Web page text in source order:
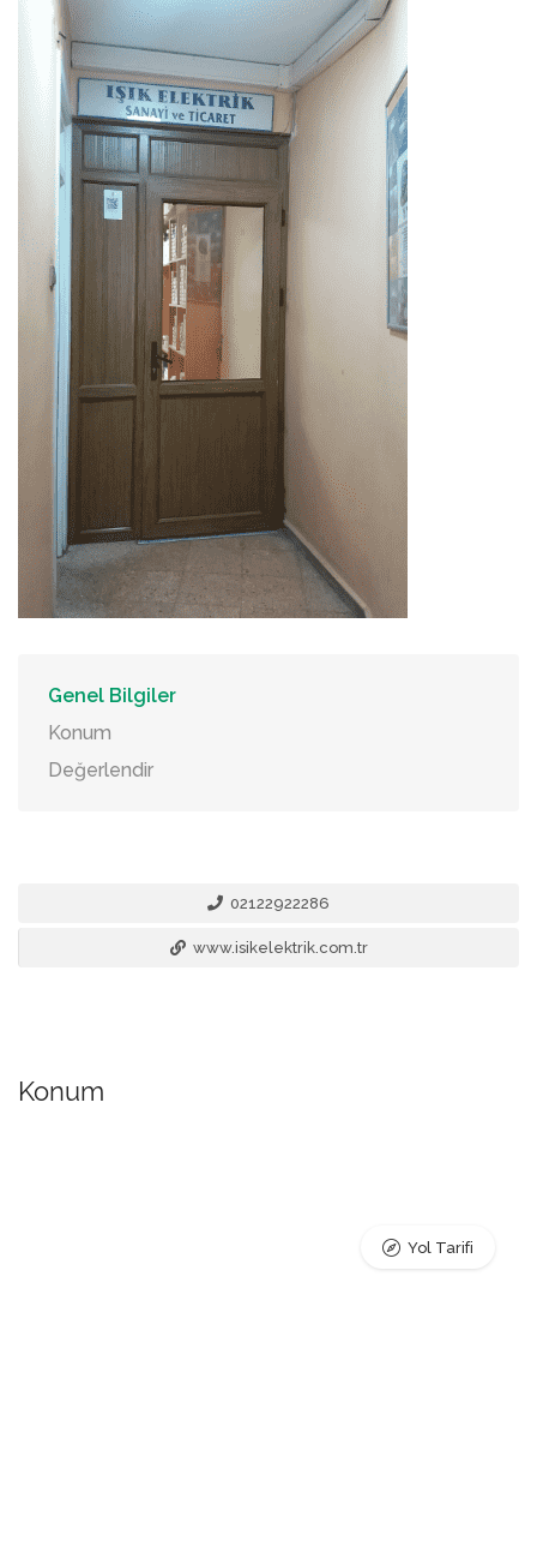
Genel Bilgiler
Konum
Değerlendir
02122922286
www.isikelektrik.com.tr
Konum
Yol Tarifi